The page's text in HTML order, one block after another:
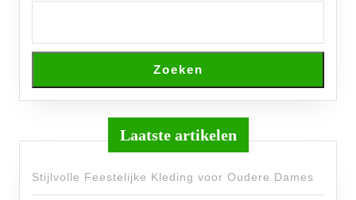
Zoeken
Laatste artikelen
Stijlvolle Feestelijke Kleding voor Oudere Dames